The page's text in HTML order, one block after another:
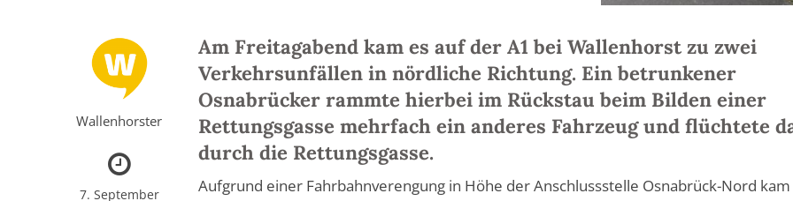
Wallenhorster
7. September
Am Freitagabend kam es auf der A1 bei Wallenhorst zu zwei
Verkehrsunfällen in nördliche Richtung. Ein betrunkener
Osnabrücker rammte hierbei im Rückstau beim Bilden einer
Rettungsgasse mehrfach ein anderes Fahrzeug und flüchtete
durch die Rettungsgasse.
Aufgrund einer Fahrbahnverengung in Höhe der Anschlussstelle Osnabrück-Nord kam